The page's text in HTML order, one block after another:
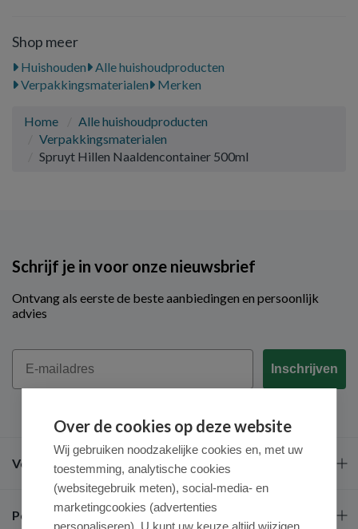
Shop meer
Huishouden
Alle huishoudproducten
Verpakkingsmaterialen
Merken
Home
Alle huishoudproducten
Verpakkingsmaterialen
Spruyt Hillen Naaldencontainer 500ml
Schrijf je in voor onze nieuwsbrief
Ontvang als eerste de beste aanbiedingen en persoonlijk
advies
Email
Inschrijven
Veel gestelde vragen
Populaire merken
Over de cookies op deze website
Wij gebruiken noodzakelijke cookies en, met uw
toestemming, analytische cookies
(websitegebruik meten), social-media- en
marketingcookies (advertenties
personaliseren). U kunt uw keuze altijd wijzigen